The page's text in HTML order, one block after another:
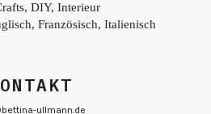
DIY, Interieur
Französisch, Italienisch
ullmann.de